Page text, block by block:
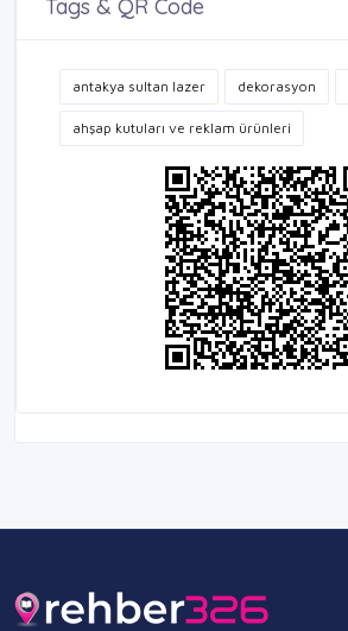
Tags & QR Code
antakya sultan lazer dekorasyon
ahşap kutuları ve reklam ürünleri